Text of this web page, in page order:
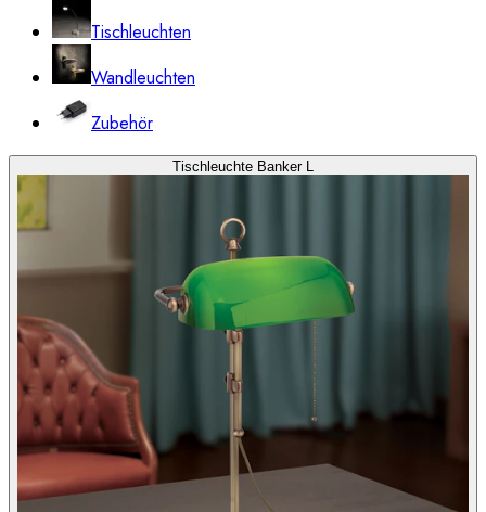
Tischleuchten
Wandleuchten
Zubehör
Tischleuchte Banker L